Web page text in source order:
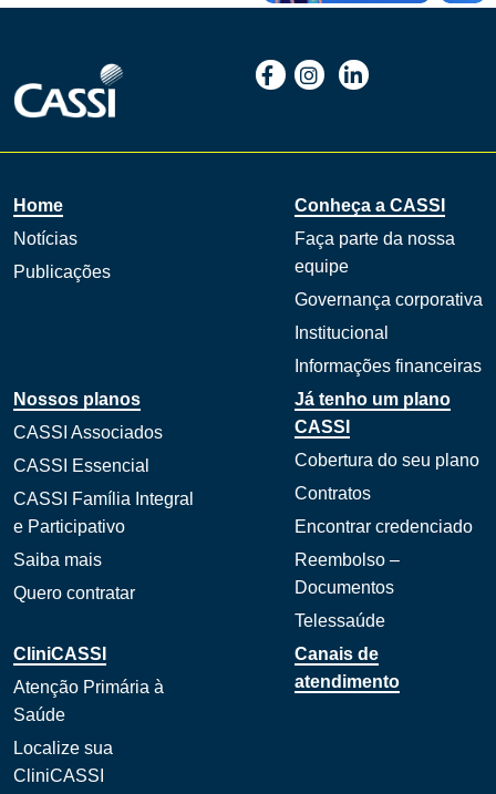
Home
Notícias
Publicações
Conheça a CASSI
Faça parte da nossa
equipe
Governança corporativa
Institucional
Informações financeiras
Nossos planos
CASSI Associados
CASSI Essencial
CASSI Família Integral
e Participativo
Saiba mais
Quero contratar
Já tenho um plano
CASSI
Cobertura do seu plano
Contratos
Encontrar credenciado
Reembolso –
Documentos
Telessaúde
CliniCASSI
Atenção Primária à
Saúde
Localize sua
CliniCASSI
Canais de
atendimento